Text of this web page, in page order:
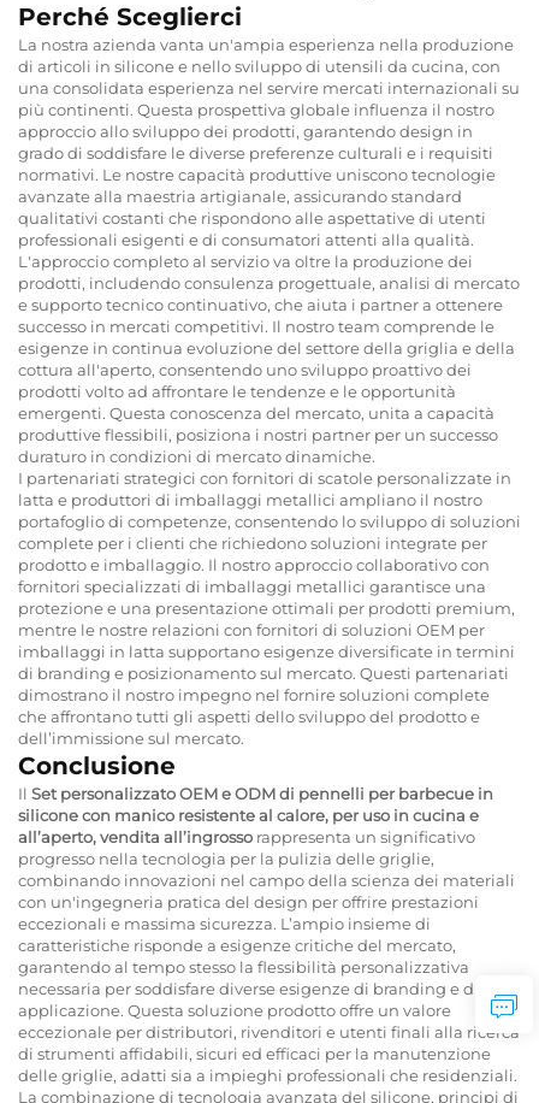
Perché Sceglierci
La nostra azienda vanta un'ampia esperienza nella produzione
di articoli in silicone e nello sviluppo di utensili da cucina, con
una consolidata esperienza nel servire mercati internazionali su
più continenti. Questa prospettiva globale influenza il nostro
approccio allo sviluppo dei prodotti, garantendo design in
grado di soddisfare le diverse preferenze culturali e i requisiti
normativi. Le nostre capacità produttive uniscono tecnologie
avanzate alla maestria artigianale, assicurando standard
qualitativi costanti che rispondono alle aspettative di utenti
professionali esigenti e di consumatori attenti alla qualità.
L'approccio completo al servizio va oltre la produzione dei
prodotti, includendo consulenza progettuale, analisi di mercato
e supporto tecnico continuativo, che aiuta i partner a ottenere
successo in mercati competitivi. Il nostro team comprende le
esigenze in continua evoluzione del settore della griglia e della
cottura all'aperto, consentendo uno sviluppo proattivo dei
prodotti volto ad affrontare le tendenze e le opportunità
emergenti. Questa conoscenza del mercato, unita a capacità
produttive flessibili, posiziona i nostri partner per un successo
duraturo in condizioni di mercato dinamiche.
I partenariati strategici con fornitori di scatole personalizzate in
latta e produttori di imballaggi metallici ampliano il nostro
portafoglio di competenze, consentendo lo sviluppo di soluzioni
complete per i clienti che richiedono soluzioni integrate per
prodotto e imballaggio. Il nostro approccio collaborativo con
fornitori specializzati di imballaggi metallici garantisce una
protezione e una presentazione ottimali per prodotti premium,
mentre le nostre relazioni con fornitori di soluzioni OEM per
imballaggi in latta supportano esigenze diversificate in termini
di branding e posizionamento sul mercato. Questi partenariati
dimostrano il nostro impegno nel fornire soluzioni complete
che affrontano tutti gli aspetti dello sviluppo del prodotto e
dell’immissione sul mercato.
Conclusione
Il Set personalizzato OEM e ODM di pennelli per barbecue in
silicone con manico resistente al calore, per uso in cucina e
all’aperto, vendita all’ingrosso rappresenta un significativo
progresso nella tecnologia per la pulizia delle griglie,
combinando innovazioni nel campo della scienza dei materiali
con un'ingegneria pratica del design per offrire prestazioni
eccezionali e massima sicurezza. L’ampio insieme di
caratteristiche risponde a esigenze critiche del mercato,
garantendo al tempo stesso la flessibilità personalizzativa
necessaria per soddisfare diverse esigenze di branding e di
applicazione. Questa soluzione prodotto offre un valore
eccezionale per distributori, rivenditori e utenti finali alla ricerca
di strumenti affidabili, sicuri ed efficaci per la manutenzione
delle griglie, adatti sia a impieghi professionali che residenziali.
La combinazione di tecnologia avanzata del silicone, principi di